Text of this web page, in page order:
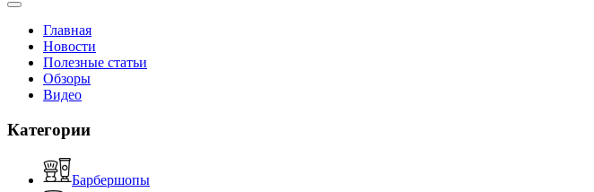
Главная
Новости
Полезные статьи
Обзоры
Видео
Категории
Барбершопы